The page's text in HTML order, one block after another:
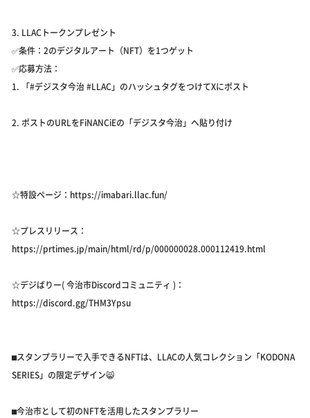
3. LLACトークンプレゼント
✅条件：2のデジタルアート（NFT）を1つゲット
✅応募方法：
1. 「#デジスタ今治 #LLAC」のハッシュタグをつけてXにポスト
2. ポストのURLをFiNANCiEの「デジスタ今治」へ貼り付け
☆特設ページ：https://imabari.llac.fun/
☆プレスリリース：
https://prtimes.jp/main/html/rd/p/000000028.000112419.html
☆デジばりー( 今治市Discordコミュニティ )：
https://discord.gg/THM3Ypsu
⬛︎スタンプラリーで入手できるNFTは、LLACの人気コレクション「KODONA
SERIES」の限定デザイン😸
⬛︎今治市として初のNFTを活用したスタンプラリー